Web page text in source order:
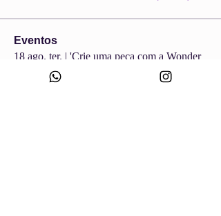
Eventos
18 ago. ter. | 'Crie uma peça com a Wonder
+ Andrade Máquinas na Febratex 2026'